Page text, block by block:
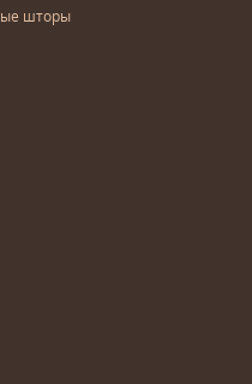
шторы